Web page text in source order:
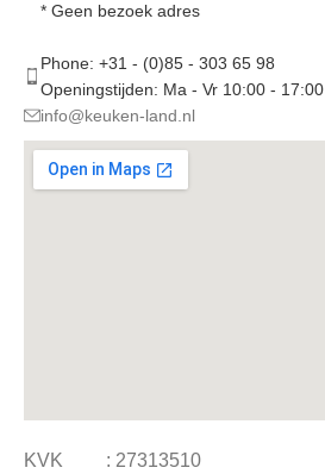
* Geen bezoek adres
Phone: +31 - (0)85 - 303 65 98
Openingstijden: Ma - Vr 10:00 - 17:00
info@keuken-land.nl
KVK : 27313510